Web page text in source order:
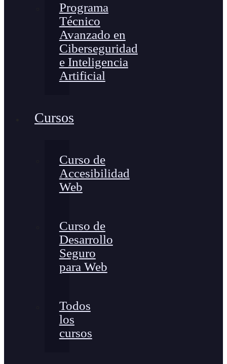
Programa
Técnico
Avanzado en
Ciberseguridad
e Inteligencia
Artificial
Cursos
Curso de
Accesibilidad
Web
Curso de
Desarrollo
Seguro
para Web
Todos
los
cursos